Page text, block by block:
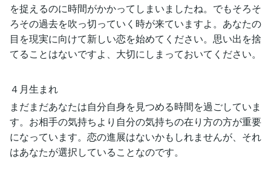
を捉えるのに時間がかかってしまいましたね。でもそろそ
ろその過去を吹っ切っていく時が来ていますよ。あなたの
目を現実に向けて新しい恋を始めてください。思い出を捨
てることはないですよ、大切にしまっておいてください。
４月生まれ
まだまだあなたは自分自身を見つめる時間を過ごしていま
す。お相手の気持ちより自分の気持ちの在り方の方が重要
になっています。恋の進展はないかもしれませんが、それ
はあなたが選択していることなのです。